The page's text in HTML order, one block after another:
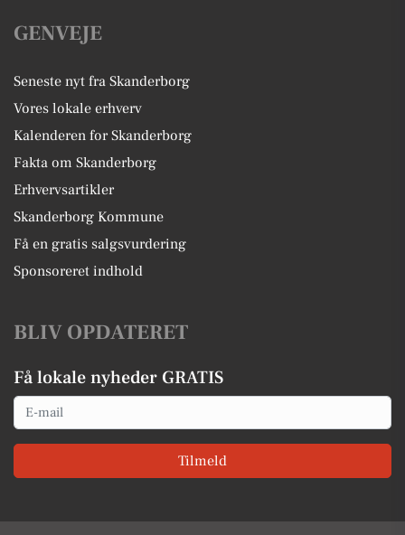
GENVEJE
Seneste nyt fra Skanderborg
Vores lokale erhverv
Kalenderen for Skanderborg
Fakta om Skanderborg
Erhvervsartikler
Skanderborg Kommune
Få en gratis salgsvurdering
Sponsoreret indhold
BLIV OPDATERET
Få lokale nyheder GRATIS
Email
Tilmeld